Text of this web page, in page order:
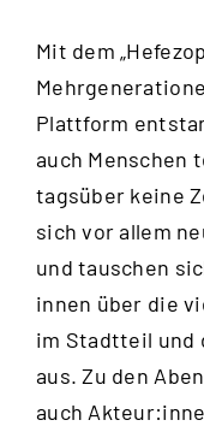
Mit dem
Plattform
auch Menschen
tagsüber keine
sich vor allem
und tauschen
innen über die
im Stadtteil und
aus. Zu den
auch